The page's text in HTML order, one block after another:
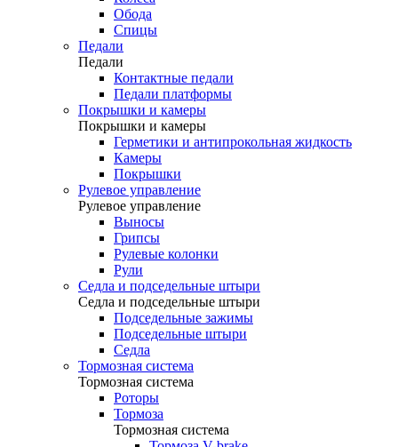
Обода
Спицы
Педали
Педали
Контактные педали
Педали платформы
Покрышки и камеры
Покрышки и камеры
Герметики и антипрокольная жидкость
Камеры
Покрышки
Рулевое управление
Рулевое управление
Выносы
Грипсы
Рулевые колонки
Рули
Седла и подседельные штыри
Седла и подседельные штыри
Подседельные зажимы
Подседельные штыри
Седла
Тормозная система
Тормозная система
Роторы
Тормоза
Тормозная система